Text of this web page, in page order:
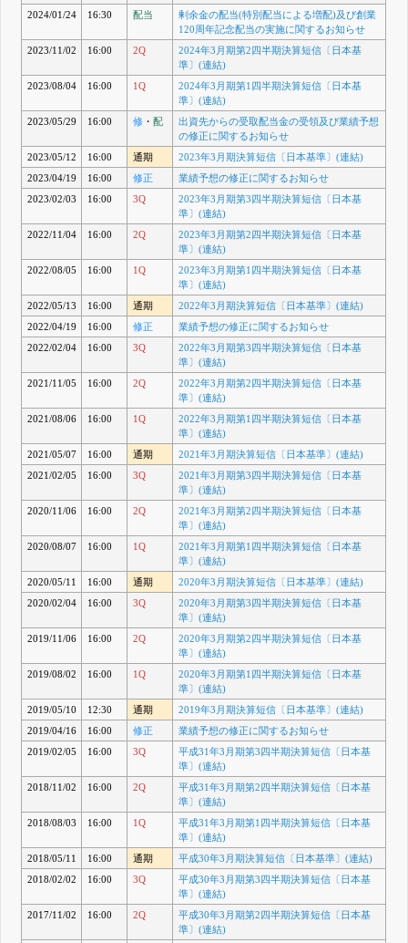
2024/01/24
16:30 配当
剰余金の配当(特別配当による増配)及び創業
120周年記念配当の実施に関するお知らせ
2023/11/02
16:00 2Q
2024年3月期第2四半期決算短信〔日本基
準〕(連結)
2023/08/04
16:00 1Q
2024年3月期第1四半期決算短信〔日本基
準〕(連結)
2023/05/29
16:00 修・ 配
出資先からの受取配当金の受領及び業績予想
の修正に関するお知らせ
2023/05/12
16:00 通期
2023年3月期決算短信〔日本基準〕(連結)
2023/04/19
16:00 修正
業績予想の修正に関するお知らせ
2023/02/03
16:00 3Q
2023年3月期第3四半期決算短信〔日本基
準〕(連結)
2022/11/04
16:00 2Q
2023年3月期第2四半期決算短信〔日本基
準〕(連結)
2022/08/05
16:00 1Q
2023年3月期第1四半期決算短信〔日本基
準〕(連結)
2022/05/13
16:00 通期
2022年3月期決算短信〔日本基準〕(連結)
2022/04/19
16:00 修正
業績予想の修正に関するお知らせ
2022/02/04
16:00 3Q
2022年3月期第3四半期決算短信〔日本基
準〕(連結)
2021/11/05
16:00 2Q
2022年3月期第2四半期決算短信〔日本基
準〕(連結)
2021/08/06
16:00 1Q
2022年3月期第1四半期決算短信〔日本基
準〕(連結)
2021/05/07
16:00 通期
2021年3月期決算短信〔日本基準〕(連結)
2021/02/05
16:00 3Q
2021年3月期第3四半期決算短信〔日本基
準〕(連結)
2020/11/06
16:00 2Q
2021年3月期第2四半期決算短信〔日本基
準〕(連結)
2020/08/07
16:00 1Q
2021年3月期第1四半期決算短信〔日本基
準〕(連結)
2020/05/11
16:00 通期
2020年3月期決算短信〔日本基準〕(連結)
2020/02/04
16:00 3Q
2020年3月期第3四半期決算短信〔日本基
準〕(連結)
2019/11/06
16:00 2Q
2020年3月期第2四半期決算短信〔日本基
準〕(連結)
2019/08/02
16:00 1Q
2020年3月期第1四半期決算短信〔日本基
準〕(連結)
2019/05/10
12:30 通期
2019年3月期決算短信〔日本基準〕(連結)
2019/04/16
16:00 修正
業績予想の修正に関するお知らせ
2019/02/05
16:00 3Q
平成31年3月期第3四半期決算短信〔日本基
準〕(連結)
2018/11/02
16:00 2Q
平成31年3月期第2四半期決算短信〔日本基
準〕(連結)
2018/08/03
16:00 1Q
平成31年3月期第1四半期決算短信〔日本基
準〕(連結)
2018/05/11
16:00 通期
平成30年3月期決算短信〔日本基準〕(連結)
2018/02/02
16:00 3Q
平成30年3月期第3四半期決算短信〔日本基
準〕(連結)
2017/11/02
16:00 2Q
平成30年3月期第2四半期決算短信〔日本基
準〕(連結)